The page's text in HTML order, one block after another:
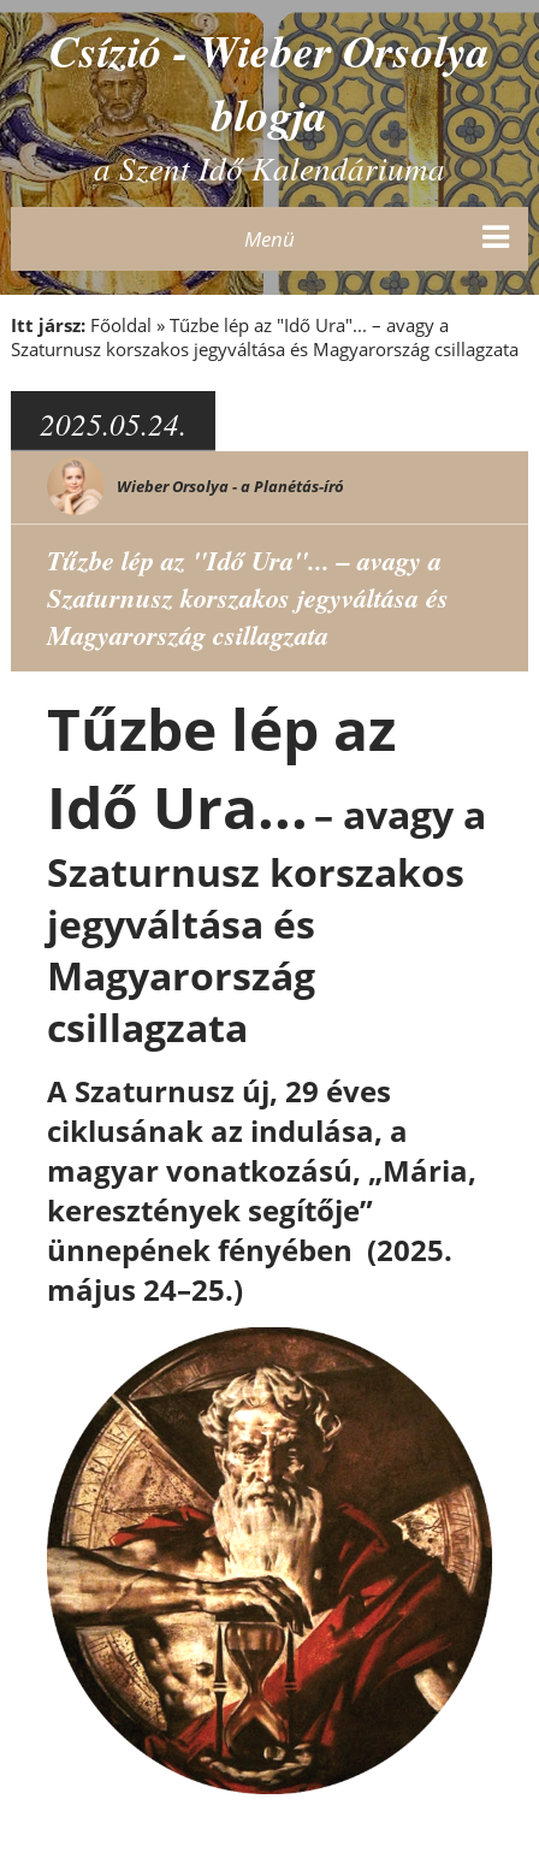
Csízió - Wieber Orsolya
blogja
a Szent Idő Kalendáriuma
Menü
Itt jársz: Főoldal » Tűzbe lép az "Idő Ura"... – avagy a
Szaturnusz korszakos jegyváltása és Magyarország csillagzata
2025.05.24.
Wieber Orsolya - a Planétás-író
Tűzbe lép az "Idő Ura"... – avagy a
Szaturnusz korszakos jegyváltása és
Magyarország csillagzata
Tűzbe lép az
Idő Ura... – avagy a
Szaturnusz korszakos
jegyváltása és
Magyarország
csillagzata
A Szaturnusz új, 29 éves
ciklusának az indulása, a
magyar vonatkozású, „Mária,
keresztények segítője”
ünnepének fényében (2025.
május 24–25.)